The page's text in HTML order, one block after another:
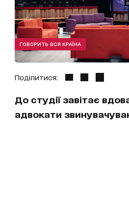
ГОВОРИТЬ ВСЯ КРАЇНА
Поділитися:
До студії завітає
адвокати